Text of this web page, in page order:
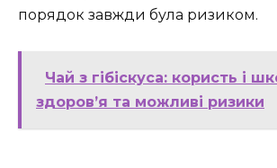
порядок завжди була ризиком.
Чай з гібіскуса: користь і
здоров’я та можливі ризики